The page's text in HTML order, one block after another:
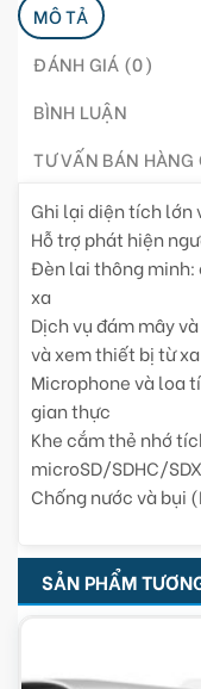
MÔ TẢ
ĐÁNH GIÁ (0)
BÌNH LUẬN
TƯ VẤN BÁN HÀNG
Ghi lại diện tích lớn
Hỗ trợ phát hiện
Đèn lai thông minh:
xa
Dịch vụ đám mây
và xem thiết bị từ xa
Microphone và loa
gian thực
Khe cắm thẻ nhớ
microSD/SDHC/
Chống nước và bụi
SẢN PHẨM